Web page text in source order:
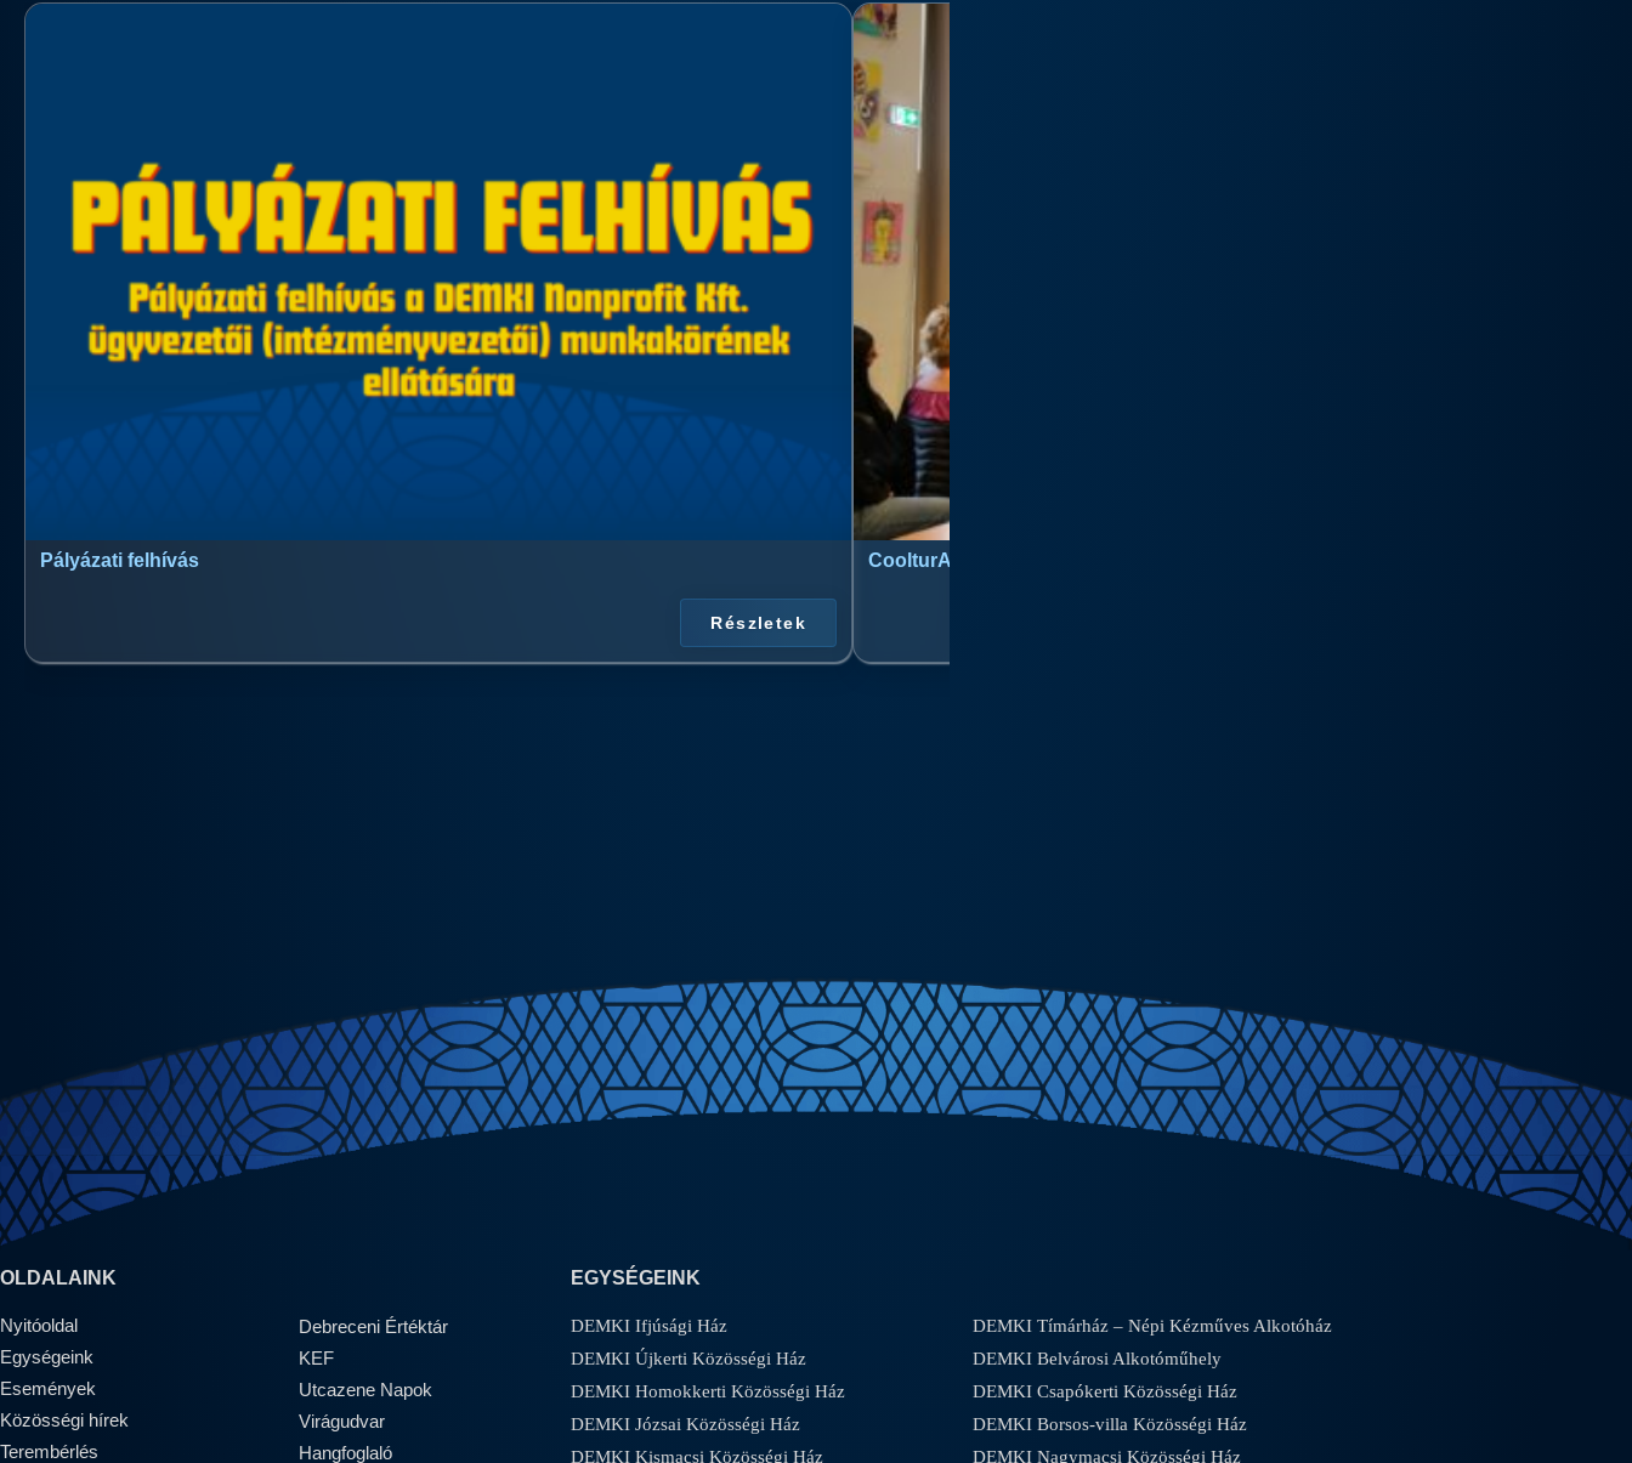
Pályázati felhívás
Részletek
CoolturArt™ Licit-Day™ művészeti kiállítás és művészeti nap
OLDALAINK
Nyitóoldal
Egységeink
Események
Közösségi hírek
Terembérlés
Debreceni Értéktár
KEF
Utcazene Napok
Virágudvar
Hangfoglaló
EGYSÉGEINK
DEMKI Ifjúsági Ház
DEMKI Tímárház – Népi Kézműves Alkotóház
DEMKI Újkerti Közösségi Ház
DEMKI Belvárosi Alkotóműhely
DEMKI Homokkerti Közösségi Ház
DEMKI Csapókerti Közösségi Ház
DEMKI Józsai Közösségi Ház
DEMKI Borsos-villa Közösségi Ház
DEMKI Kismacsi Közösségi Ház
DEMKI Nagymacsi Közösségi Ház